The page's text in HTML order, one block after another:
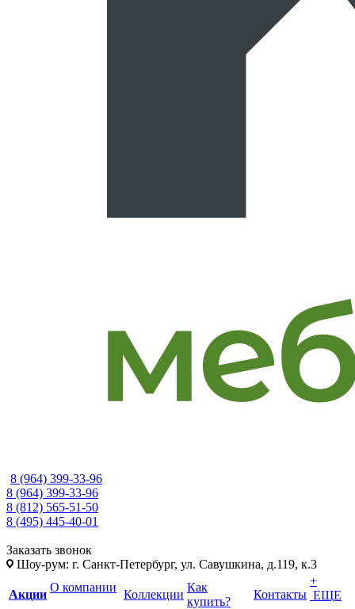
8 (964) 399-33-96
8 (964) 399-33-96
8 (812) 565-51-50
8 (495) 445-40-01
Заказать звонок
Шоу-рум: г. Санкт-Петербург, ул. Савушкина, д.119, к.3
Акции
О компании
Коллекции
Как
купить?
Контакты
+
ЕЩЕ